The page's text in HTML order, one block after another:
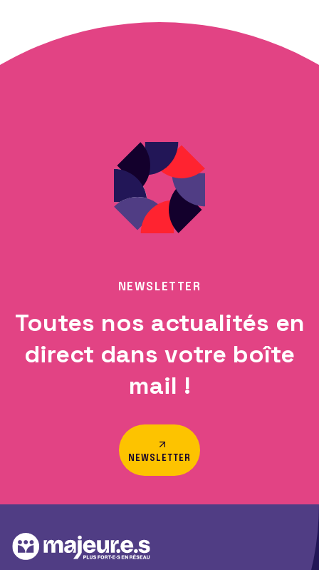
NEWSLETTER
Toutes nos actualités en
direct dans votre boîte
mail !
NEWSLETTER